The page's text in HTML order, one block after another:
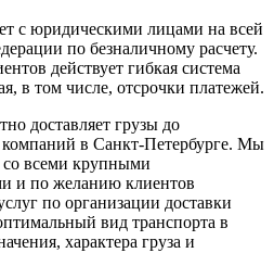
с юридическими лицами на всей
по безналичному расчету.
действует гибкая система
в том числе, отсрочки платежей.
доставляет грузы до
в Санкт-Петербурге. Мы
со всеми крупными
и по желанию клиентов
по организации доставки
вид транспорта в
характера груза и